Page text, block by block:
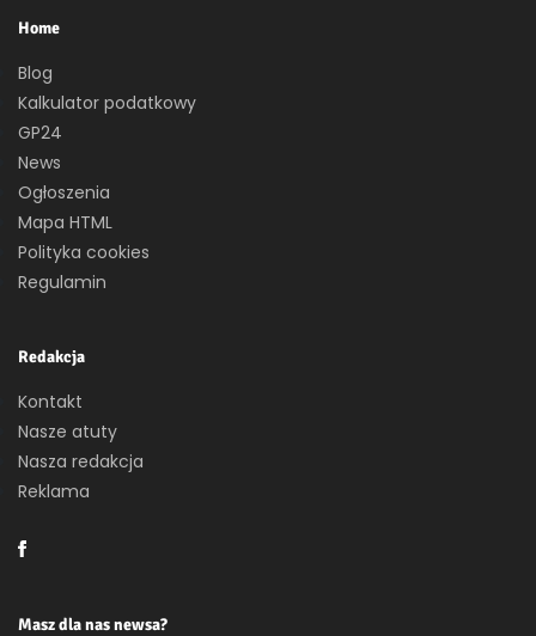
Home
Blog
Kalkulator podatkowy
GP24
News
Ogłoszenia
Mapa HTML
Polityka cookies
Regulamin
Redakcja
Kontakt
Nasze atuty
Nasza redakcja
Reklama
Masz dla nas newsa?